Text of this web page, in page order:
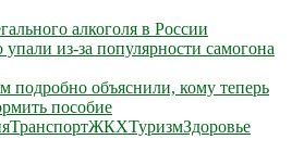
алкоголя в России
упали из-за популярности самогона
подробно объяснили, кому теперь
пособие
ТранспортЖКХТуризмЗдоровье